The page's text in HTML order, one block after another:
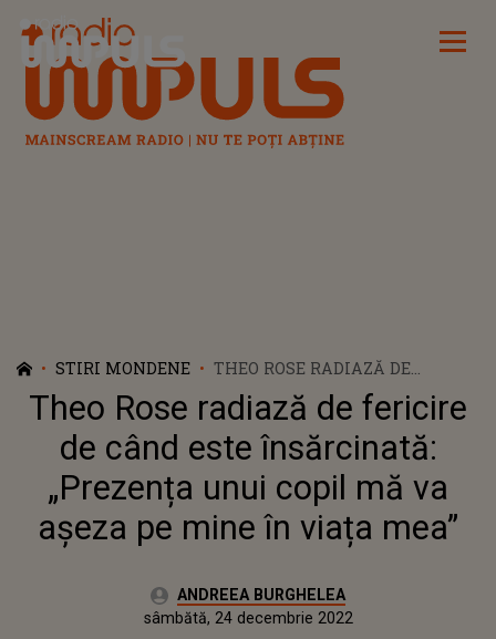
Radio Impuls
STIRI MONDENE
THEO ROSE RADIAZĂ DE
FERICIRE DE CÂND ESTE
ÎNSĂRCINATĂ: „PREZENȚA
UNUI COPIL MĂ VA AȘEZA PE
MINE ÎN VIAȚA MEA”
Theo Rose radiază de fericire
de când este însărcinată:
„Prezența unui copil mă va
așeza pe mine în viața mea”
Autor:ANDREEA BURGHELEA
vineri, 23 decembrie 2022
Actualizat:
sâmbătă, 24 decembrie 2022